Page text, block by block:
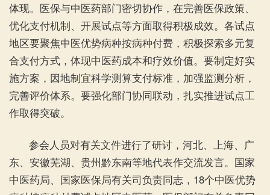
体现。医保与中医药部门密切协作，在完善医保政策、
优化支付机制、开展试点等方面取得积极成效。各试点
地区要聚焦中医优势病种按病种付费，积极探索多元复
合支付方式，体现中医药成本和疗效价值。要制定好实
施方案，因地制宜科学测算支付标准，加强监测分析，
完善评价体系。要强化部门协同联动，扎实推进试点工
作取得突破。
参会人员对有关文件进行了研讨，河北、上海、广
东、安徽芜湖、贵州黔东南等地代表作交流发言。国家
中医药局、国家医保局有关司负责同志，18个中医优势